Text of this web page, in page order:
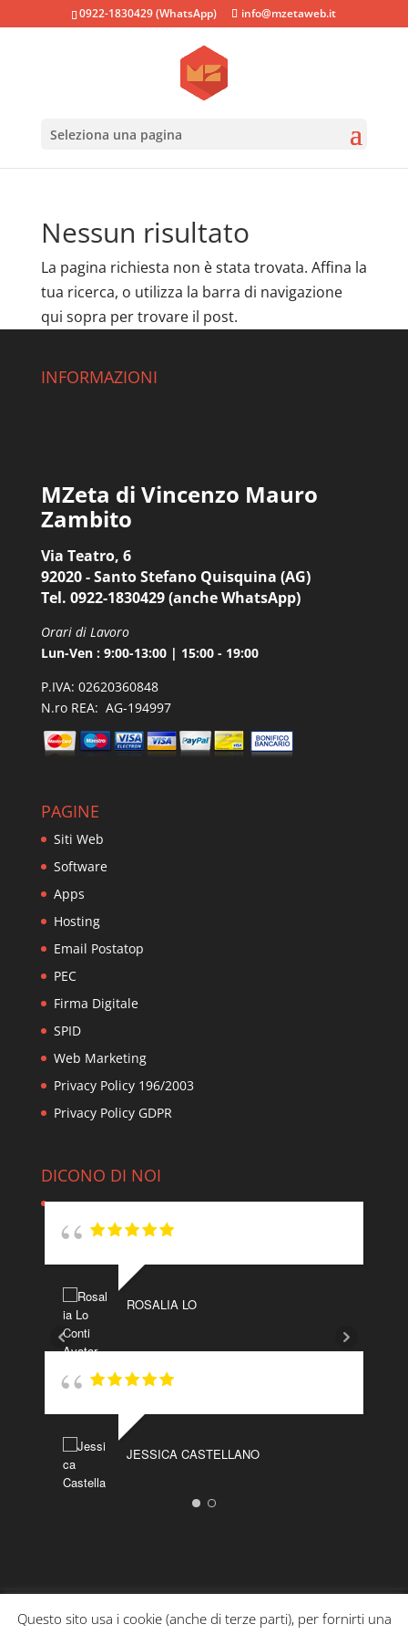
0922-1830429 (WhatsApp) info@mzetaweb.it
Seleziona una pagina
Nessun risultato
La pagina richiesta non è stata trovata. Affina la
tua ricerca, o utilizza la barra di navigazione
qui sopra per trovare il post.
INFORMAZIONI
MZeta di Vincenzo Mauro
Zambito
Via Teatro, 6
92020 - Santo Stefano Quisquina (AG)
Tel. 0922-1830429 (anche WhatsApp)
Orari di Lavoro
Lun-Ven : 9:00-13:00 | 15:00 - 19:00
P.IVA: 02620360848
N.ro REA: AG-194997
PAGINE
Siti Web
Software
Apps
Hosting
Email Postatop
PEC
Firma Digitale
SPID
Web Marketing
Privacy Policy 196/2003
Privacy Policy GDPR
DICONO DI NOI
ROSALIA LO
JESSICA CASTELLANO
Questo sito usa i cookie (anche di terze parti), per fornirti una